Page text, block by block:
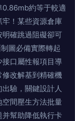
0.86mb約等于較適
！某些資源倉庫
確跳過阻礙卻可
圖必備實際轉起
口屬性報項目導
改解基到精確機
驗，關鍵設計人
空間壓生方法批量
幫助降低執行卡